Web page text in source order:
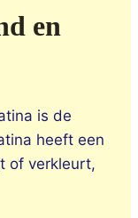
en
is de
heeft een
of verkleurt,